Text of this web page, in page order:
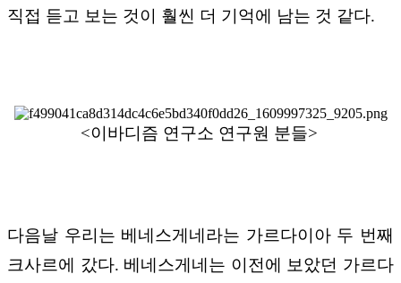
직접 듣고 보는 것이 훨씬 더 기억에 남는 것 같다.
<이바디즘 연구소 연구원 분들>
다음날 우리는 베네스게네라는 가르다이아 두 번째
크사르에 갔다. 베네스게네는 이전에 보았던 가르다